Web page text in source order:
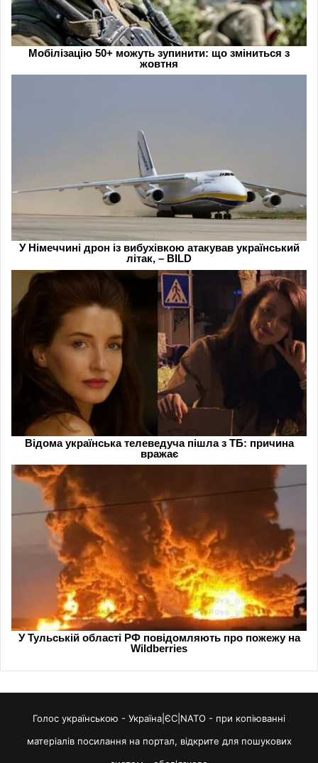
Голос українською - Україна|ЄС|NATO - при копіюванні
матеріалів посилання на портал, відкрите для пошукових